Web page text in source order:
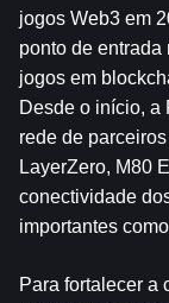
jogos Web3 em
ponto de
jogos em
Desde o início, a
rede de
LayerZero, M80
conectividade
importantes
Para fortalecer a